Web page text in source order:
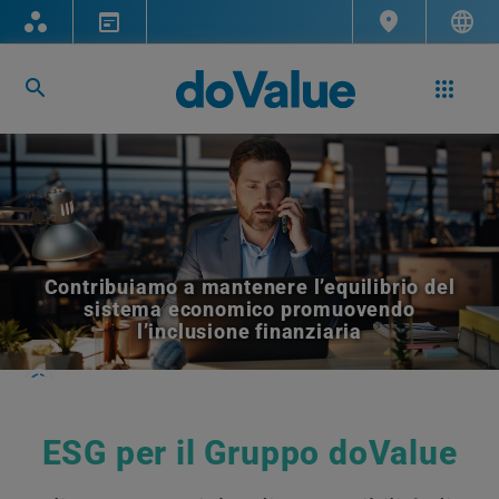
Contribuiamo a mantenere l’equilibrio del
sistema economico promuovendo
l’inclusione finanziaria
ESG per il Gruppo doValue